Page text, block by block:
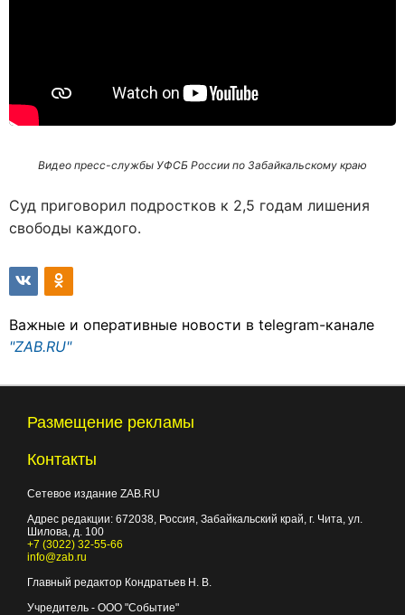
Видео пресс-службы УФСБ России по Забайкальскому краю
Суд приговорил подростков к 2,5 годам лишения
свободы каждого.
Важные и оперативные новости в telegram-канале
"ZAB.RU"
Размещение рекламы
Контакты
Сетевое издание ZAB.RU
Адрес редакции: 672038 , Россия, Забайкальский край, г. Чита ул.
Шилова, д. 100
+7 (3022) 32-55-66
info@zab.ru
Главный редактор Кондратьев Н. В.
Учредитель - ООО "Событие"